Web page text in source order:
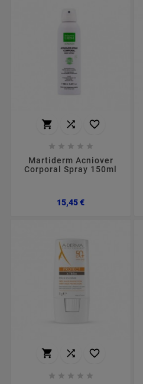
  
    
Martiderm Acniover
Corporal Spray 150ml
15,45 €Preço
  
    